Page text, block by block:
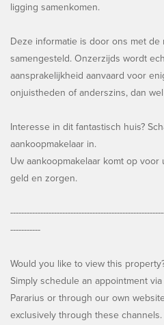
ligging samenkomen.
Deze informatie is door ons met
samengesteld. Onzerzijds wordt
aansprakelijkheid aanvaard voor
onjuistheden of anderszins, dan
Interesse in dit fantastisch huis?
aankoopmakelaar in.
Uw aankoopmakelaar komt op
geld en zorgen.
-----------
Would you like to view this
Simply schedule an appointment
Pararius or through our own
exclusively through these channels.